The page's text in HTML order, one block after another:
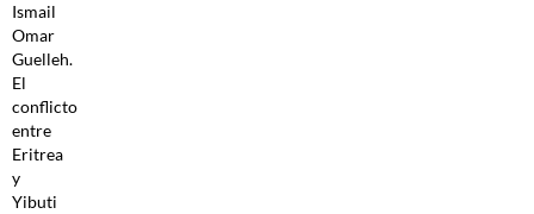
Ismail
Omar
Guelleh.
El
conflicto
entre
Eritrea
y
Yibuti